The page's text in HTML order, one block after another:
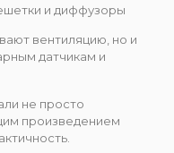
вентиляцию, но и
датчикам и
не просто
произведением